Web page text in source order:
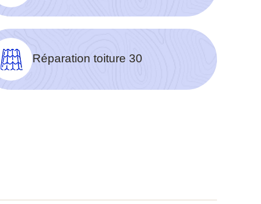
Réparation toiture 30